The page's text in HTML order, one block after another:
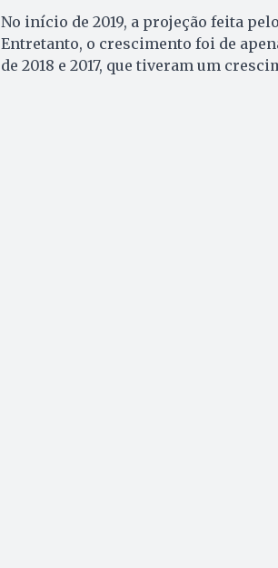
No início de 2019, a projeção feita
Entretanto, o crescimento foi de
de 2018 e 2017, que tiveram um